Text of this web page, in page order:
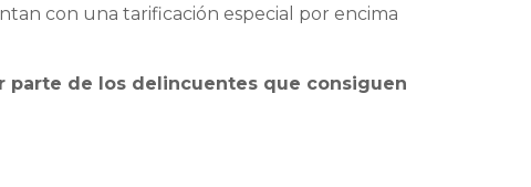
con una tarificación especial por encima
parte de los delincuentes que consiguen